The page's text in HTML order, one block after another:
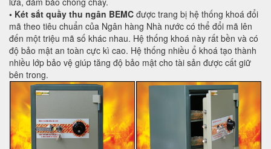
• Két sắt quầy thu ngân BEMC được trang bị hệ thống khoá đổi
mã theo tiêu chuẩn của Ngân hàng Nhà nước có thể đổi mã lên
đến một triệu mã số khác nhau. Hệ thống khoá này rất bền và có
độ bảo mật an toàn cực kì cao. Hệ thống nhiều ổ khoá tạo thành
nhiều lớp bảo vệ giúp tăng độ bảo mật cho tài sản được cất giữ
bên trong.